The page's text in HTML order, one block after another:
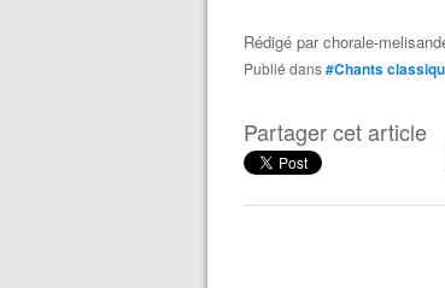
Rédigé parchorale-
Publié dans#Chants
Partager cet article